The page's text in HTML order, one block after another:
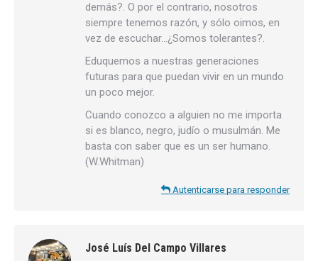
demás?. O por el contrario, nosotros
siempre tenemos razón, y sólo oimos, en
vez de escuchar…¿Somos tolerantes?.
Eduquemos a nuestras generaciones
futuras para que puedan vivir en un mundo
un poco mejor.
Cuando conozco a alguien no me importa
si es blanco, negro, judío o musulmán. Me
basta con saber que es un ser humano.
(W.Whitman)
Autenticarse para responder
José Luís Del Campo Villares